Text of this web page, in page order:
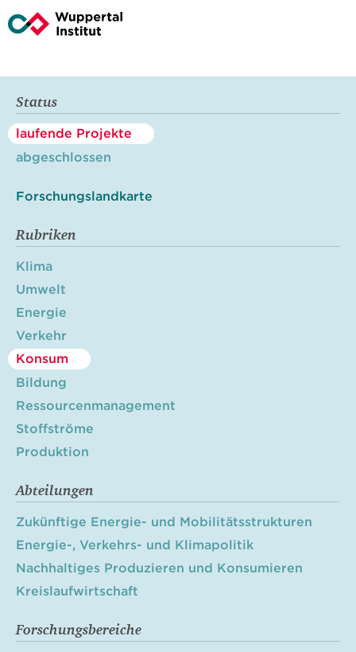
Status
laufende Projekte
abgeschlossen
Forschungslandkarte
Rubriken
Klima
Umwelt
Energie
Verkehr
Konsum
Bildung
Ressourcenmanagement
Stoffströme
Produktion
Abteilungen
Zukünftige Energie- und Mobilitätsstrukturen
Energie-, Verkehrs- und Klimapolitik
Nachhaltiges Produzieren und Konsumieren
Kreislaufwirtschaft
Forschungsbereiche